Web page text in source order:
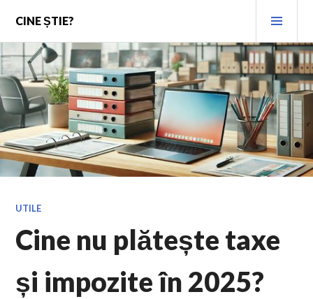
content
CINE ȘTIE?
UTILE
Cine nu plătește taxe
și impozite în 2025?